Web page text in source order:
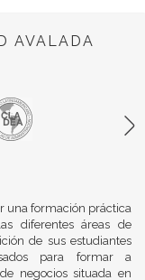
AVALADA
una formación práctica
diferentes áreas de
de sus estudiantes
para formar a
negocios situada en